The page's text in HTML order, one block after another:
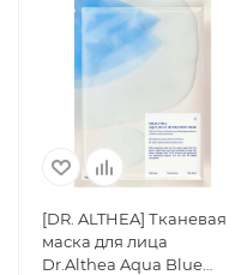
[DR. ALTHEA] Тканевая
маска для лица
Dr.Althea Aqua Blue